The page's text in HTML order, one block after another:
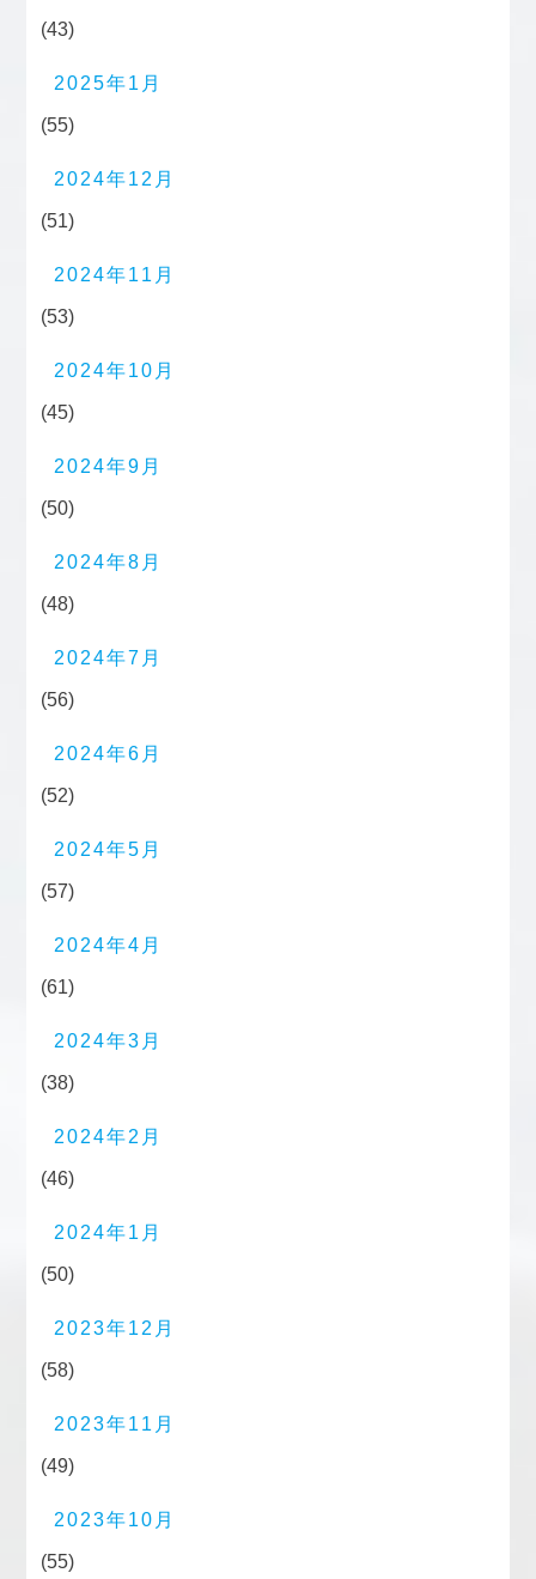
(43)
2025年1月
(55)
2024年12月
(51)
2024年11月
(53)
2024年10月
(45)
2024年9月
(50)
2024年8月
(48)
2024年7月
(56)
2024年6月
(52)
2024年5月
(57)
2024年4月
(61)
2024年3月
(38)
2024年2月
(46)
2024年1月
(50)
2023年12月
(58)
2023年11月
(49)
2023年10月
(55)